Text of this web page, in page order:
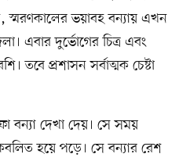
স্মরণকালের ভয়াবহ বন্যায় এখন
এবার দুর্ভোগের চিত্র এবং
তবে প্রশাসন সর্বাত্মক চেষ্টা
বন্যা দেখা দেয়। সে সময়
হয়ে পড়ে। সে বন্যার রেশ